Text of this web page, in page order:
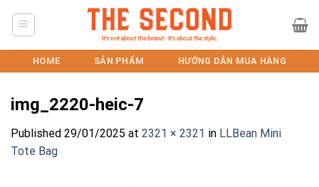
HOME SẢN PHẨM HƯỚNG DẪN MUA HÀNG
img_2220-heic-7
Published 29/01/2025 at 2321 × 2321 in LLBean Mini
Tote Bag